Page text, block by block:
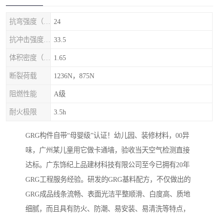
24
33.5
1.65
断裂荷载 1236N，875N
阻燃性能 A级
耐火极限 3.5h
GRG构件自带“母婴级”认证！幼儿园、装修材料，00异
味，广州某儿童用它做卡通墙，验收当天空气检测直接
达标。广东饰纪上品建材科技有限公司至今已拥有20年
GRG工程服务经验。研发的GRG基料配方，不仅做出的
GRG成品线条流畅、表面光洁平整顺滑、白度高、质地
细腻，而且具有防火、防潮、易安装、易清洗等特点，